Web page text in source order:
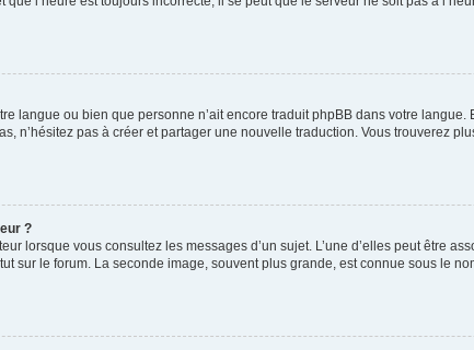
langue ou bien que personne n’ait encore traduit phpBB dans votre langue.
n’hésitez pas à créer et partager une nouvelle traduction. Vous trouverez
?
lorsque vous consultez les messages d’un sujet. L’une d’elles peut être
sur le forum. La seconde image, souvent plus grande, est connue sous le